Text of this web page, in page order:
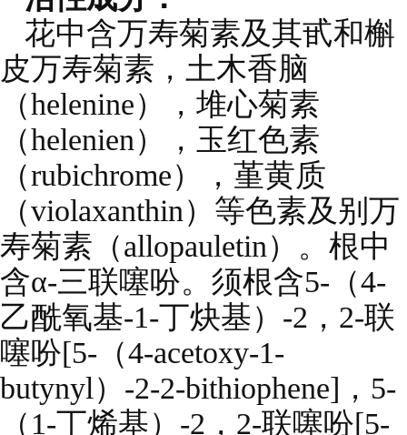
花中含万寿菊素及其甙和槲
皮万寿菊素，土木香脑
（helenine），堆心菊素
（helenien），玉红色素
（rubichrome），堇黄质
（violaxanthin）等色素及别万
寿菊素（allopauletin）。根中
含α-三联噻吩。须根含5-（4-
乙酰氧基-1-丁炔基）-2，2-联
噻吩[5-（4-acetoxy-1-
butynyl）-2-2-bithiophene]，5-
（1-丁烯基）-2，2-联噻吩[5-